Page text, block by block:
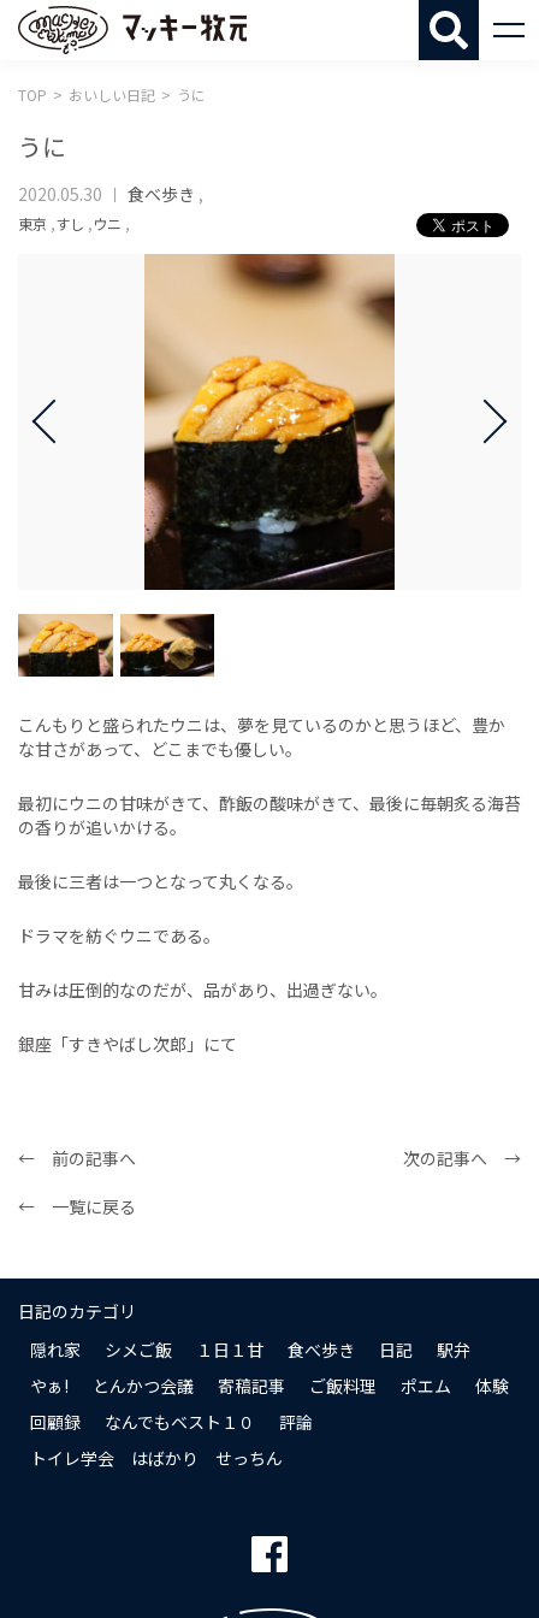
TOP おいしい日記 うに
うに
2020.05.30 食べ歩き ,
東京 ,すし ,ウニ ,
こんもりと盛られたウニは、夢を見ているのかと思うほど、豊か
な甘さがあって、どこまでも優しい。
最初にウニの甘味がきて、酢飯の酸味がきて、最後に毎朝炙る海苔
の香りが追いかける。
最後に三者は一つとなって丸くなる。
ドラマを紡ぐウニである。
甘みは圧倒的なのだが、品があり、出過ぎない。
銀座「すきやばし次郎」にて
← 前の記事へ
次の記事へ →
← 一覧に戻る
日記のカテゴリ
隠れ家
シメご飯 １日１甘 食べ歩き 日記
駅弁
やぁ!
とんかつ会議 寄稿記事 ご飯料理 ポエム
体験
回顧録
なんでもベスト１０
評論
トイレ学会 はばかり せっちん